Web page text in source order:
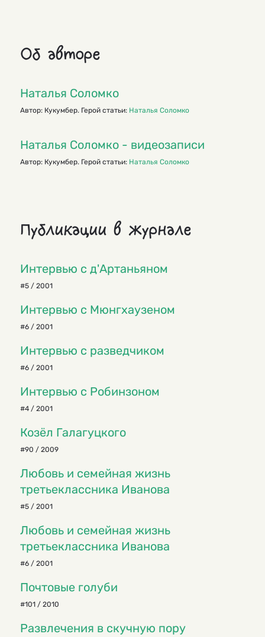
Об авторе
Наталья Соломко
Автор: Кукумбер. Герой статьи: Наталья Соломко
Наталья Соломко - видеозаписи
Автор: Кукумбер. Герой статьи: Наталья Соломко
Публикации в журнале
Интервью с д'Артаньяном
#5 / 2001
Интервью с Мюнгхаузеном
#6 / 2001
Интервью с разведчиком
#6 / 2001
Интервью с Робинзоном
#4 / 2001
Козёл Галагуцкого
#90 / 2009
Любовь и семейная жизнь
третьеклассника Иванова
#5 / 2001
Любовь и семейная жизнь
третьеклассника Иванова
#6 / 2001
Почтовые голуби
#101 / 2010
Развлечения в скучную пору